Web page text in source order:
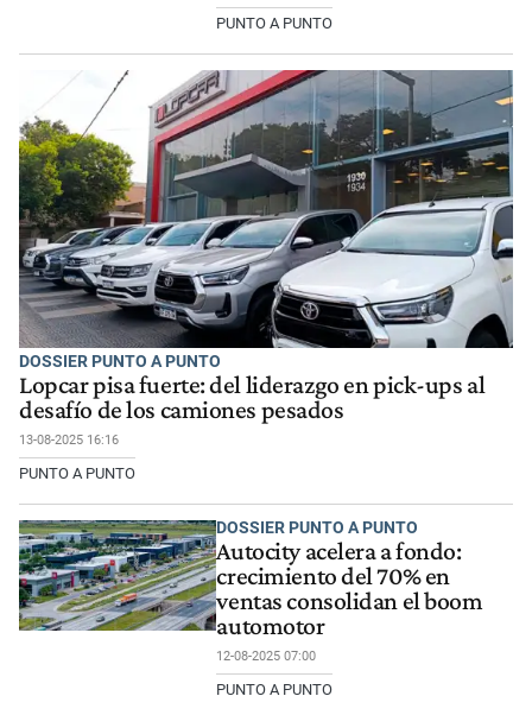
PUNTO A PUNTO
DOSSIER PUNTO A PUNTO
Lopcar pisa fuerte: del liderazgo en pick-ups al
desafío de los camiones pesados
13-08-2025 16:16
PUNTO A PUNTO
DOSSIER PUNTO A PUNTO
Autocity acelera a fondo:
crecimiento del 70% en
ventas consolidan el boom
automotor
12-08-2025 07:00
PUNTO A PUNTO